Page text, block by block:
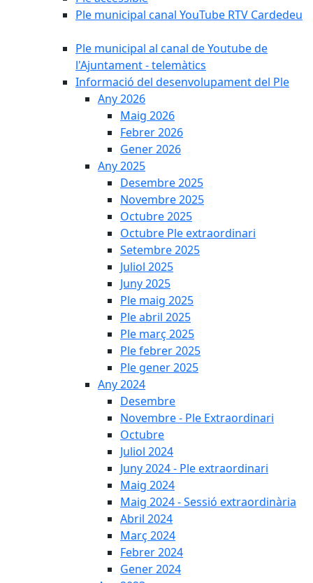
Ple municipal canal YouTube RTV Cardedeu
Ple municipal al canal de Youtube de
l'Ajuntament - telemàtics
Informació del desenvolupament del Ple
Any 2026
Maig 2026
Febrer 2026
Gener 2026
Any 2025
Desembre 2025
Novembre 2025
Octubre 2025
Octubre Ple extraordinari
Setembre 2025
Juliol 2025
Juny 2025
Ple maig 2025
Ple abril 2025
Ple març 2025
Ple febrer 2025
Ple gener 2025
Any 2024
Desembre
Novembre - Ple Extraordinari
Octubre
Juliol 2024
Juny 2024 - Ple extraordinari
Maig 2024
Maig 2024 - Sessió extraordinària
Abril 2024
Març 2024
Febrer 2024
Gener 2024